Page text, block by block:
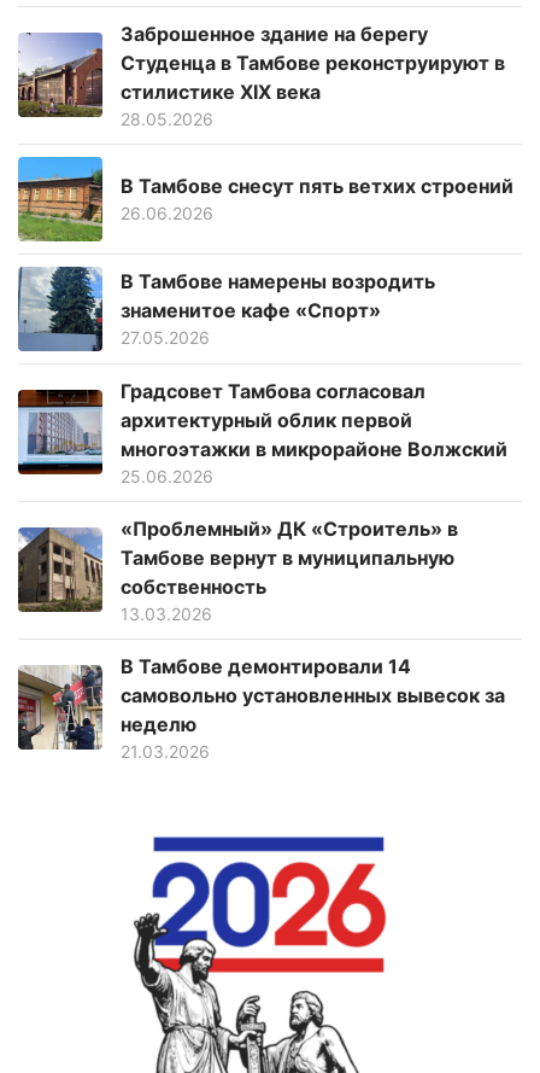
Заброшенное здание на берегу
Студенца в Тамбове реконструируют в
стилистике XIX века
28.05.2026
В Тамбове снесут пять ветхих строений
26.06.2026
В Тамбове намерены возродить
знаменитое кафе «Спорт»
27.05.2026
Градсовет Тамбова согласовал
архитектурный облик первой
многоэтажки в микрорайоне Волжский
25.06.2026
«Проблемный» ДК «Строитель» в
Тамбове вернут в муниципальную
собственность
13.03.2026
В Тамбове демонтировали 14
самовольно установленных вывесок за
неделю
21.03.2026